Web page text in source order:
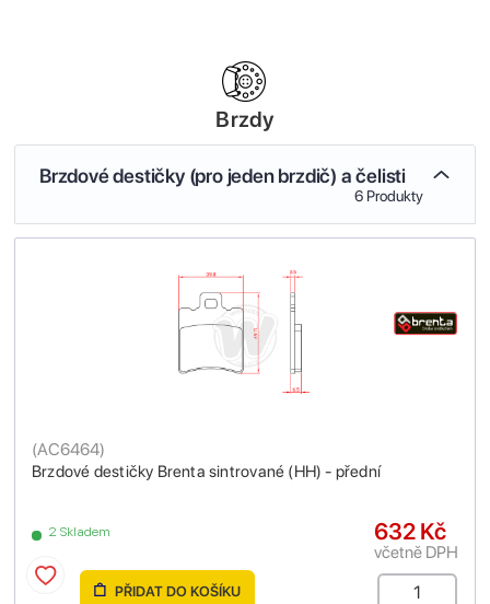
Brzdy
Brzdové destičky (pro jeden brzdič) a čelisti
6 Produkty
Brzdové destičky Brenta sintrované (HH) - přední
(AC6464)
2 Skladem 632 Kč
včetně DPH
PŘIDAT DO KOŠÍKU